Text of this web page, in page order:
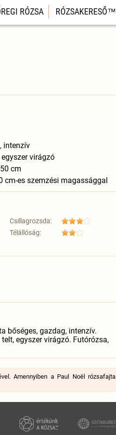
RÓZSA RÓZSAKERESŐ™
intenzív
virágzó
cm
cm-es szemzési magassággal
Csillagrozsda:
Télállóság:
bőséges, gazdag, intenzív.
egyszer virágzó. Futórózsa,
Amennyiben a Paul Noël rózsafajta